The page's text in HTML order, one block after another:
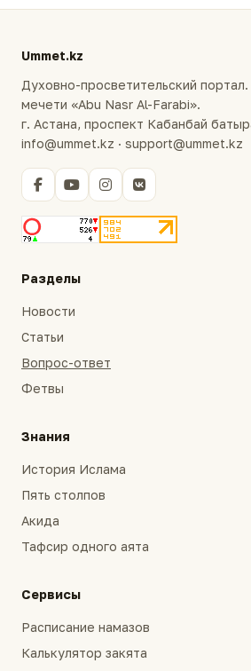
Ummet.kz
Духовно-просветительский
мечети «Abu Nasr Al-Farabi».
г. Астана, проспект Кабанбай
info@ummet.kz · support@ummet.kz
Разделы
Новости
Статьи
Вопрос-ответ
Фетвы
Знания
История Ислама
Пять столпов
Акида
Тафсир одного аята
Сервисы
Расписание намазов
Калькулятор закята